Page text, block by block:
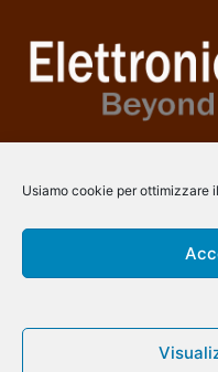
Usiamo cookie per ottimizzare
una copertura a 360° che